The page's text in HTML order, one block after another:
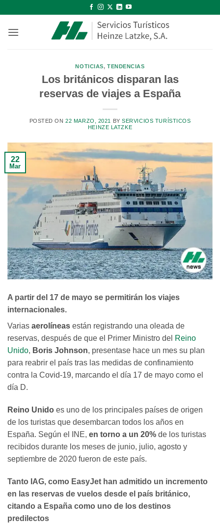
contenido
NOTICIAS, TENDENCIAS
Los británicos disparan las
reservas de viajes a España
POSTED ON22 MARZO, 2021 BYSERVICIOS TURÍSTICOS
HEINZE LATZKE
22
Mar
A partir del 17 de mayo se permitirán los viajes
internacionales.
Varias aerolíneas están registrando una oleada de
reservas, después de que el Primer Ministro del Reino
Unido, Boris Johnson, presentase hace un mes su plan
para reabrir el país tras las medidas de confinamiento
contra la Covid-19, marcando el día 17 de mayo como el
día D.
Reino Unido es uno de los principales países de origen
de los turistas que desembarcan todos los años en
España. Según el INE, en torno a un 20% de los turistas
recibidos durante los meses de junio, julio, agosto y
septiembre de 2020 fueron de este país.
Tanto IAG, como EasyJet han admitido un incremento
en las reservas de vuelos desde el país británico,
citando a España como uno de los destinos
predilectos